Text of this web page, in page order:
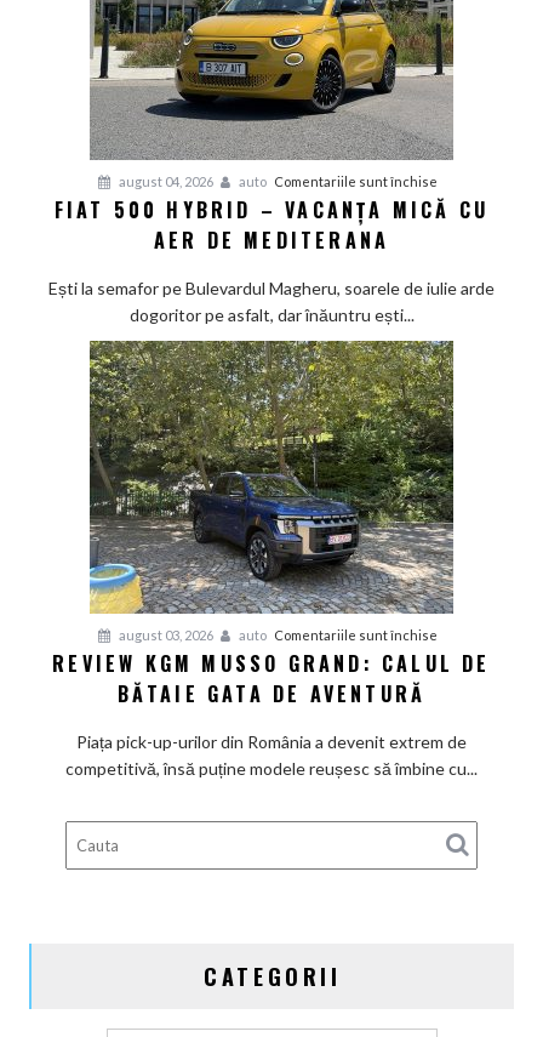
bunele
maniere
pe
august 04, 2026 auto Comentariile sunt închise
Fiat
–
mică
cu
aer
de
Mediterana
FIAT 500 HYBRID – VACANȚA MICĂ CU
AER DE MEDITERANA
Ești la semafor pe Bulevardul Magheru, soarele de iulie arde
dogoritor pe asfalt, dar înăuntru ești...
august 03, 2026 auto Comentariile sunt închise
Review
Grand:
Calul
bătaie
gata
de
REVIEW KGM MUSSO GRAND: CALUL DE
BĂTAIE GATA DE AVENTURĂ
Piața pick-up-urilor din România a devenit extrem de
competitivă, însă puține modele reușesc să îmbine cu...
CATEGORII